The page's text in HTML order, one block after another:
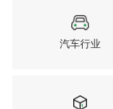
汽车行业